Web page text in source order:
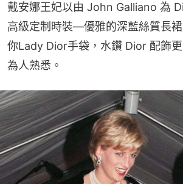
戴安娜王妃以由 John Galliano 為
高級定制時裝—優雅的深藍絲質長
你Lady Dior手袋，水鑽 Dior 配飾
為人熟悉。